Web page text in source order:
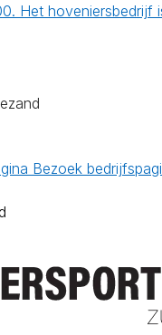
Het hoveniersbedrijf
Bezoek